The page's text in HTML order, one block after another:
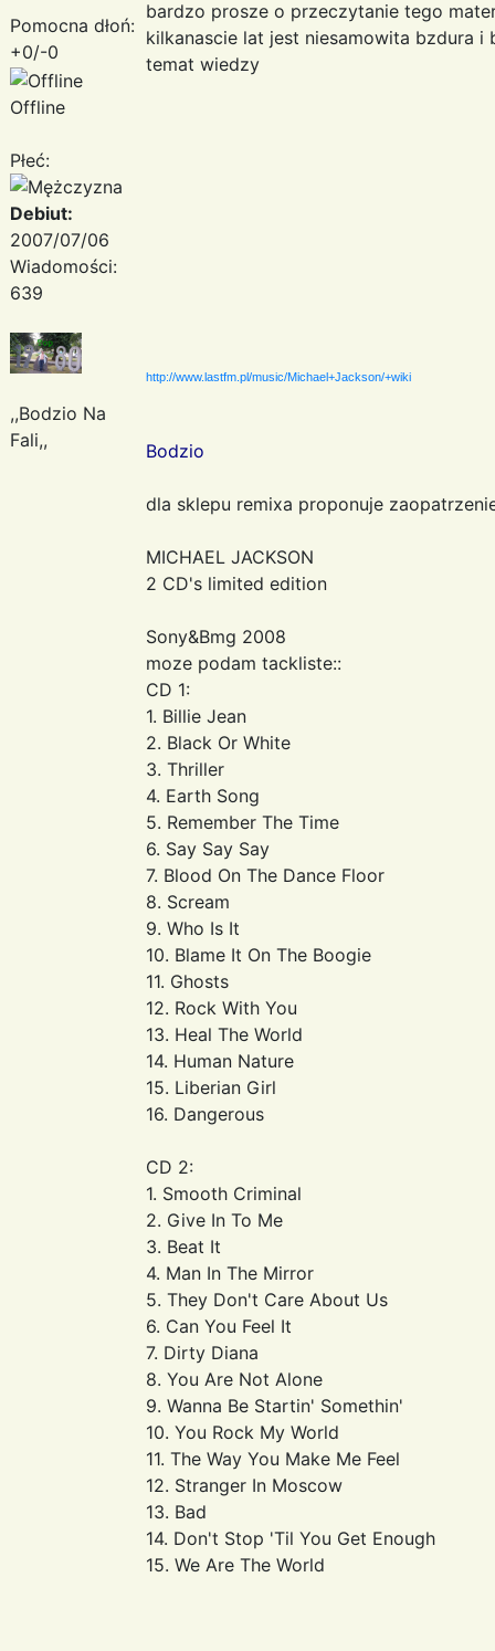
Pomocna dłoń:
+0/-0
Offline
Płeć:
Debiut:
2007/07/06
Wiadomości:
639
,,Bodzio Na
Fali,,
bardzo prosze o przeczytanie tego
kilkanascie lat jest niesamowita bzdura
temat wiedzy
http://www.lastfm.pl/music/Michael+Jackson/+wiki
Bodzio
dla sklepu remixa proponuje
MICHAEL JACKSON
2 CD's limited edition
Sony&Bmg 2008
moze podam tackliste::
CD 1:
1. Billie Jean
2. Black Or White
3. Thriller
4. Earth Song
5. Remember The Time
6. Say Say Say
7. Blood On The Dance Floor
8. Scream
9. Who Is It
10. Blame It On The Boogie
11. Ghosts
12. Rock With You
13. Heal The World
14. Human Nature
15. Liberian Girl
16. Dangerous
CD 2:
1. Smooth Criminal
2. Give In To Me
3. Beat It
4. Man In The Mirror
5. They Don't Care About Us
6. Can You Feel It
7. Dirty Diana
8. You Are Not Alone
9. Wanna Be Startin' Somethin'
10. You Rock My World
11. The Way You Make Me Feel
12. Stranger In Moscow
13. Bad
14. Don't Stop 'Til You Get Enough
15. We Are The World